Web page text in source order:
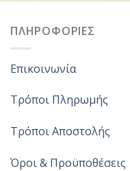
ΠΛΗΡΟΦΟΡΙΕΣ
Επικοινωνία
Τρόποι Πληρωμής
Τρόποι Αποστολής
Όροι & Προϋποθέσεις